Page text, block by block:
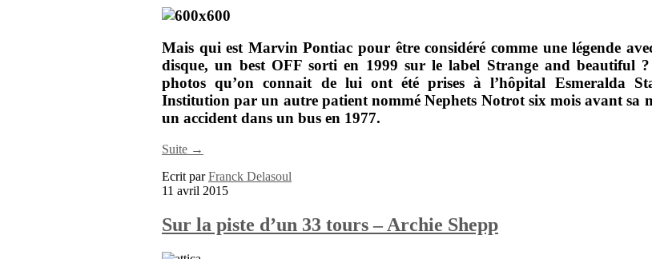
Mais qui est Marvin Pontiac pour être considéré comme une légende
disque, un best OFF sorti en 1999 sur le label Strange and beautiful
photos qu’on connait de lui ont été prises à l’hôpital Esmeralda
Institution par un autre patient nomméNephets Notrotsix mois avant sa
un accident dans un bus en 1977.
Suite →
Ecrit parFranck Delasoul
11 avril 2015
Sur la piste d’un 33 tours – Archie Shepp